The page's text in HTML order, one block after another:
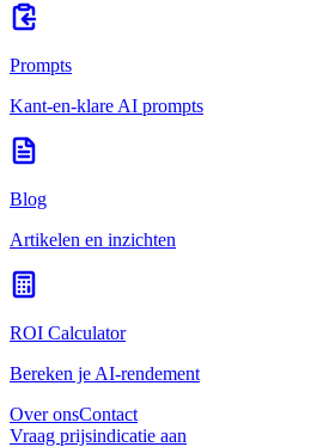
Prompts
Kant-en-klare AI prompts
Blog
Artikelen en inzichten
ROI Calculator
Bereken je AI-rendement
Over onsContact
Vraag prijsindicatie aan